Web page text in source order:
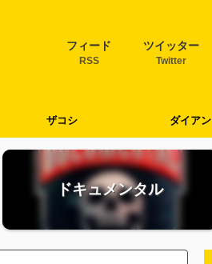
フィード
RSS
ツイッター
Twitter
ザコシ ダイアン
ドキュメンタル